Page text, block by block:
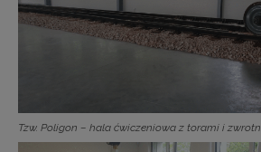
Tzw. Poligon – hala ćwiczeniowa z torami i